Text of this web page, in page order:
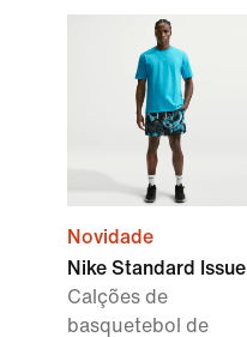
Novidade
Nike Standard Issue
Calções de
basquetebol de